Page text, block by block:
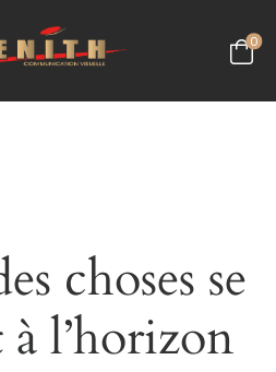
0
choses se
l’horizon